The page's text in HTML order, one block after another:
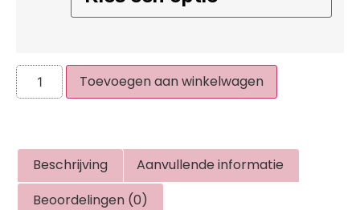
Toevoegen aan winkelwagen
Beschrijving
Aanvullende informatie
Beoordelingen (0)